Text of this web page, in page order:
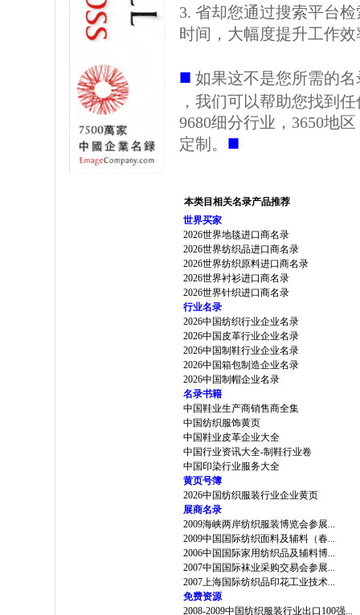
3. 省却您通过搜索平台
时间，大幅度提升工作效
■ 如果这不是您所需的
，我们可以帮助您找到
9680细分行业，3650地
定制。 ■
本类目相关名录产品推荐
世界买家
2026世界地毯进口商名录
2026世界纺织品进口商名录
2026世界纺织原料进口商名录
2026世界衬衫进口商名录
2026世界针织进口商名录
行业名录
2026中国纺织行业企业名录
2026中国皮革行业企业名录
2026中国制鞋行业企业名录
2026中国箱包制造企业名录
2026中国制帽企业名录
名录书籍
中国鞋业生产商销售商全集
中国纺织服饰黄页
中国鞋业皮革企业大全
中国行业资讯大全-制鞋行业卷
中国印染行业服务大全
黄页号簿
2026中国纺织服装行业企业黄页
展商名录
2009海峡两岸纺织服装博览会参展...
2009中国国际纺织面料及辅料（春...
2006中国国际家用纺织品及辅料博...
2007中国国际袜业采购交易会参展...
2007上海国际纺织品印花工业技术...
免费资源
2008-2009中国纺织服装行业出口100强...